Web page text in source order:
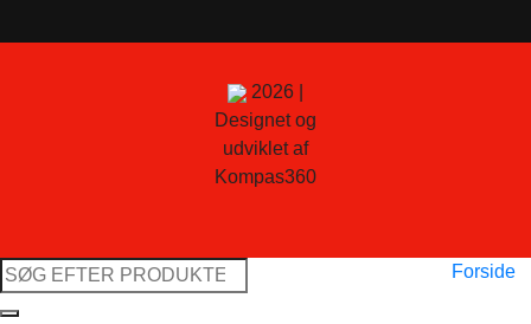
2026 |
Designet og
udviklet af
Kompas360
Søg
efter:
Forside